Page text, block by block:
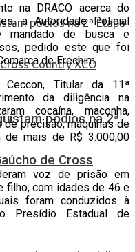
pódios na 2ª
de Cross
na DRACO acerca do
a Autoridade Policial
mandado de busca e
pedido este que foi
de Erechim.
Ceccon, Titular da 11ª
da diligência na
cocaína, maconha,
de precisão, máquinas de
de mais de R$ 3.000,00
voz de prisão em
filho, com idades de 46 e
foram conduzidos à
Presídio Estadual de